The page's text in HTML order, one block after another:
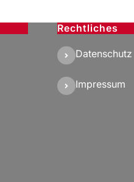
Rechtliches
Datenschutz
Impressum